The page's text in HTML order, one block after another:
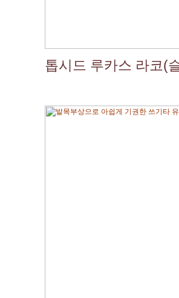
톱시드 루카스 라코(